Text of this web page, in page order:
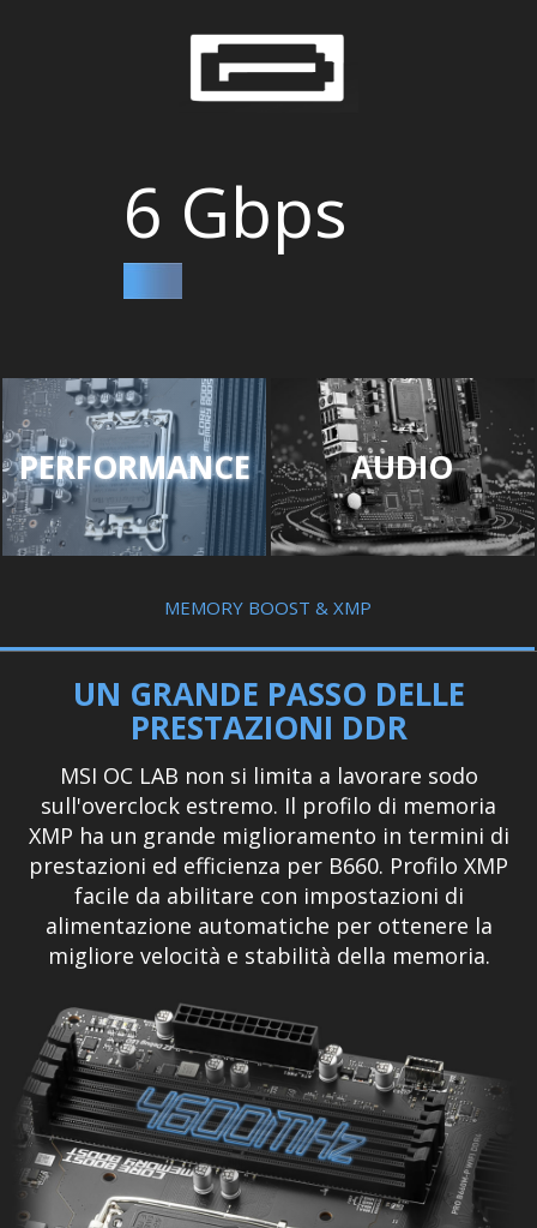
6 Gbps
PERFORMANCE AUDIO
MEMORY BOOST & XMP
UN GRANDE PASSO DELLE
PRESTAZIONI DDR
MSI OC LAB non si limita a lavorare sodo
sull'overclock estremo. Il profilo di memoria
XMP ha un grande miglioramento in termini di
prestazioni ed efficienza per B660. Profilo XMP
facile da abilitare con impostazioni di
alimentazione automatiche per ottenere la
migliore velocità e stabilità della memoria.